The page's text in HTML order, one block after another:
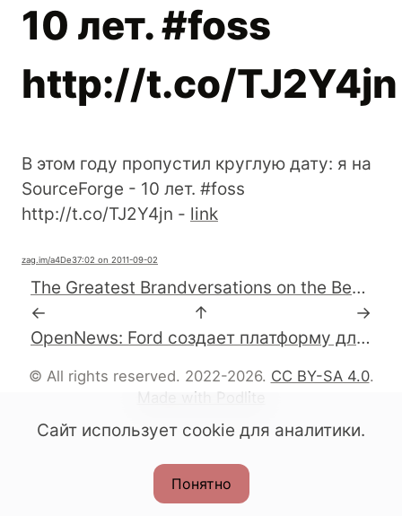
10 лет. #foss
http://t.co/TJ2Y4jn
В этом году пропустил круглую дату: я на
SourceForge - 10 лет. #foss
http://t.co/TJ2Y4jn - link
zag.im/a4De37:02 on 2011-09-02
The Greatest Brandversations on the Behance Network
←
↑
→
OpenNews: Ford создает платформу для разработки открытых дополнений к автомобильной информационной системе
© All rights reserved. 2022-2026. CC BY-SA 4.0.
Made with Podlite
Сайт использует cookie для аналитики.
Понятно